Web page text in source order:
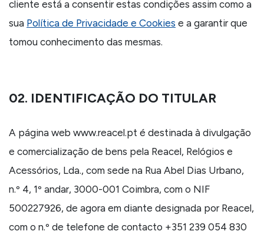
cliente está a consentir estas condições assim como a
sua Política de Privacidade e Cookies e a garantir que
tomou conhecimento das mesmas.
02. IDENTIFICAÇÃO DO TITULAR
A página web www.reacel.pt é destinada à divulgação
e comercialização de bens pela Reacel, Relógios e
Acessórios, Lda., com sede na Rua Abel Dias Urbano,
n.º 4, 1º andar, 3000-001 Coimbra, com o NIF
500227926, de agora em diante designada por Reacel,
com o n.º de telefone de contacto +351 239 054 830